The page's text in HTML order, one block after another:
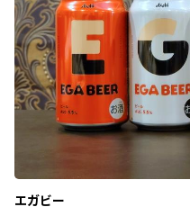
エガビー